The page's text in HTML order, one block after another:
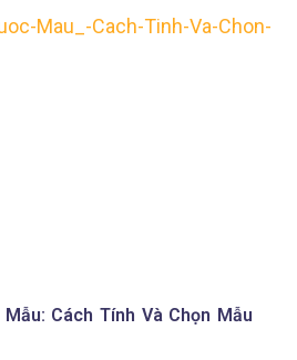
Cách Tính Và Chọn Mẫu